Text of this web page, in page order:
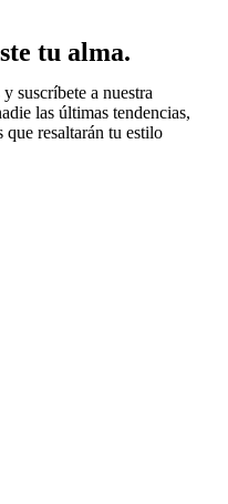
tu alma.
suscríbete a nuestra
las últimas tendencias,
que resaltarán tu estilo